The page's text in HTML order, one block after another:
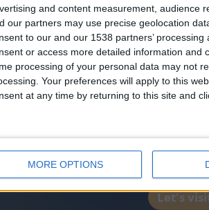
and content measurement, audience
our partners may use precise geolocation
to our and our 1538 partners’
or access more detailed information and
processing of your personal data may not
Your preferences will apply to this
at any time by returning to this site and
MORE OPTIONS
: 76.58%
:0
Join our
the firsts to
Let's